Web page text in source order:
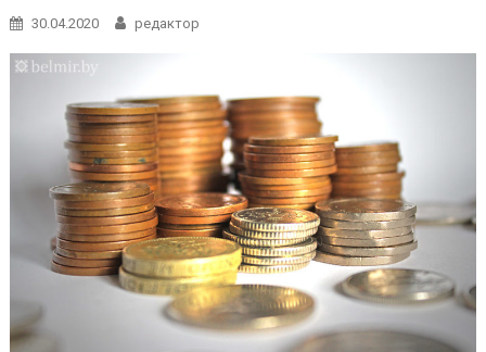
30.04.2020 редактор